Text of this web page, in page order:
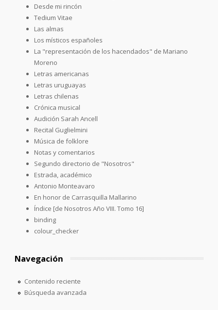
Desde mi rincón
Tedium Vitae
Las almas
Los místicos españoles
La "representación de los hacendados" de Mariano
Moreno
Letras americanas
Letras uruguayas
Letras chilenas
Crónica musical
Audición Sarah Ancell
Recital Guglielmini
Música de folklore
Notas y comentarios
Segundo directorio de "Nosotros"
Estrada, académico
Antonio Monteavaro
En honor de Carrasquilla Mallarino
Índice [de Nosotros Año VIII. Tomo 16]
binding
colour_checker
Navegación
Contenido reciente
Búsqueda avanzada